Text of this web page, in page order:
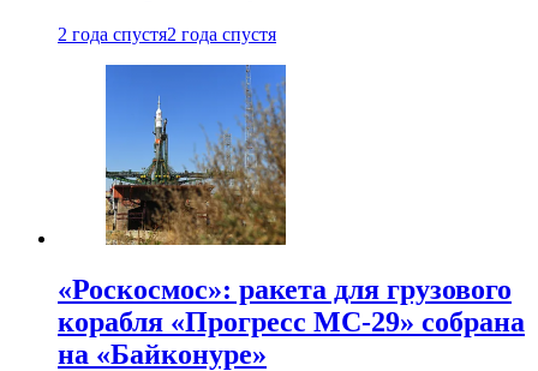
2 года спустя2 года спустя
«Роскосмос»: ракета для грузового
корабля «Прогресс МС-29» собрана
на «Байконуре»